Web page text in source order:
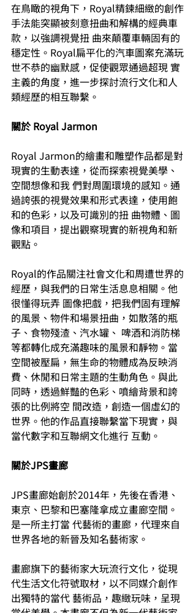
在鳥瞰的視角下，Royal精鍊細緻的創作
手法能突顯被刻意扭曲和解構的經典車
款，以強調視覺扭 曲來顛覆車輛固有的
穩定性。Royal扁平化的汽車圖案充滿玩
世不恭的幽默感，促使觀眾通過超現 實
主義的角度，進一步探討流行文化和人
類經歷的相互聯繫。
關於 Royal Jarmon
Royal Jarmon的繪畫和雕塑作品都是對
現實的生動表達，從而探索視覺美學、
空間想像和我 們對周圍環境的感知。通
過誇張的視覺效果和形式表達，使用飽
和的色彩，以及可識別的扭 曲物體、圖
像和項目，提出觀察現實的新視角和新
觀點。
Royal的作品關注社會文化和周遭世界的
經歷，與我們的日常生活息息相關。他
很懂得玩弄 圖像把戲，把我們固有理解
的風景、物件和場景扭曲，如散落的瓶
子、食物殘渣、汽水罐、 啤酒和消防梯
等都轉化成充滿趣味的風景和靜物。當
空間被壓扁，無生命的物體成為反映消
費、休閒和日常主題的生動角色。與此
同時，透過鮮豔的色彩、噴繪背景和誇
張的比例將空 間改造，創造一個虛幻的
世界。他的作品直接聯繫當下現實，與
當代數字和互聯網文化進行 互動。
關於JPS畫廊
JPS畫廊始創於2014年，先後在香港、
東京、巴黎和巴塞隆拿成立畫廊空間。
是一所主打當 代藝術的畫廊，代理來自
世界各地的新晉及知名藝術家。
畫廊旗下的藝術家大玩流行文化，從現
代生活文化符號取材，以不同媒介創作
出獨特的當代 藝術品，趣緻玩味，呈現